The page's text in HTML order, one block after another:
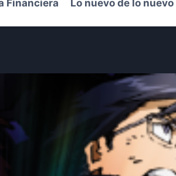
Financiera Lo nuevo de lo nuevo